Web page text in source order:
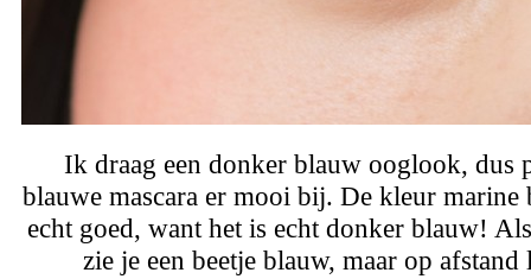
Ik draag een donker blauw ooglook, dus
blauwe mascara er mooi bij. De kleur marine
echt goed, want het is echt donker blauw!
zie je een beetje blauw, maar op